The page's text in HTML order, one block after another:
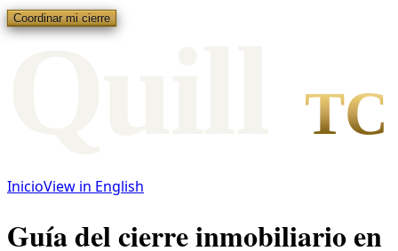
Coordinar mi cierre
TC
InicioView in English
Guía del cierre inmobiliario en